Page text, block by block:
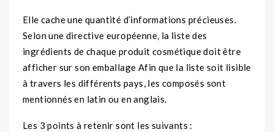
Elle cache une quantité d’informations précieuses.
Selon une directive européenne, la liste des
ingrédients de chaque produit cosmétique doit être
afficher sur son emballage Afin que la liste soit lisible
à travers les différents pays, les composés sont
mentionnés en latin ou en anglais.
Les 3 points à retenir sont les suivants :